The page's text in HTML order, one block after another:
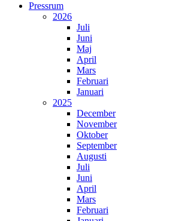
Pressrum
2026
Juli
Juni
Maj
April
Mars
Februari
Januari
2025
December
November
Oktober
September
Augusti
Juli
Juni
April
Mars
Februari